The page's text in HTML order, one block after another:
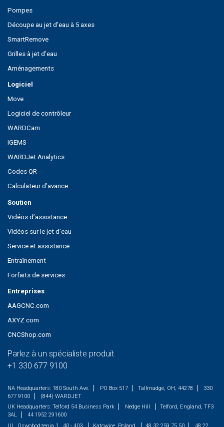
Pompes
Découpe au jet d’eau à 5 axes
SmartRemove
Grilles à jet d’eau
Aménagements
Logiciel
Move
Logiciel de contrôleur
WARDCam
IGEMS
WARDJet Analytics
Codes QR
Calculateur d’avance
Soutien
Vidéos d’assistance
Vidéos sur le jet d’eau
Service et assistance
Entraînement
Forfaits de services
Entreprises
AAGCNC.com
AXYZ.com
CNCShop.com
NA Headquarters: 180 South Ave. PO Box 517 Tallmadge, OH, 44278
330
677 9100
(844) WARDJET
UK Headquarters: Telford 54 Business Park Nedge Hill
Telford, England, TF3
3AL
44 1952 291600
UL. Oswobodzenia 1 , 40 - 403
Katowice, Poland 48 32 259 75 50 48 22
Parlez à un spécialiste produit
+1 330 677 9100